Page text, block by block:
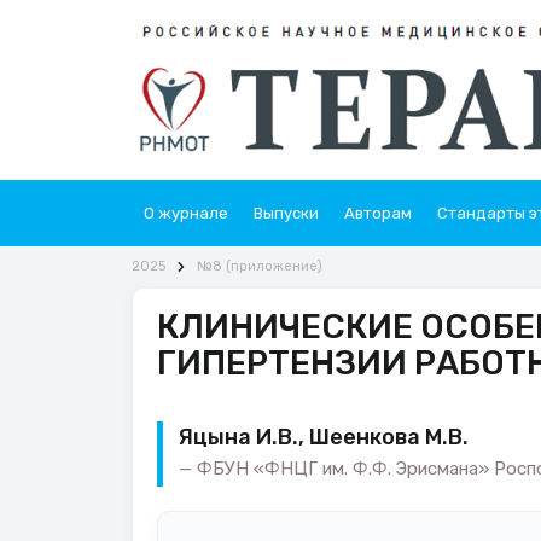
О журнале Выпуски Авторам Стандарты
2025 №8 (приложение)
КЛИНИЧЕСКИЕ
ГИПЕРТЕНЗИИ
Яцына И.В., Шеенкова М.В.
ФБУН «ФНЦГ им. Ф.Ф. Эрисмана»